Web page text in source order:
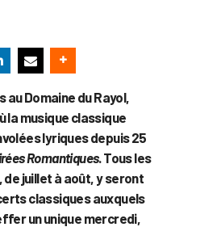
Domaine du Rayol,
la musique classique
lyriques depuis 25
Romantiques. Tous les
de juillet à août, y seront
classiques auxquels
un unique mercredi,